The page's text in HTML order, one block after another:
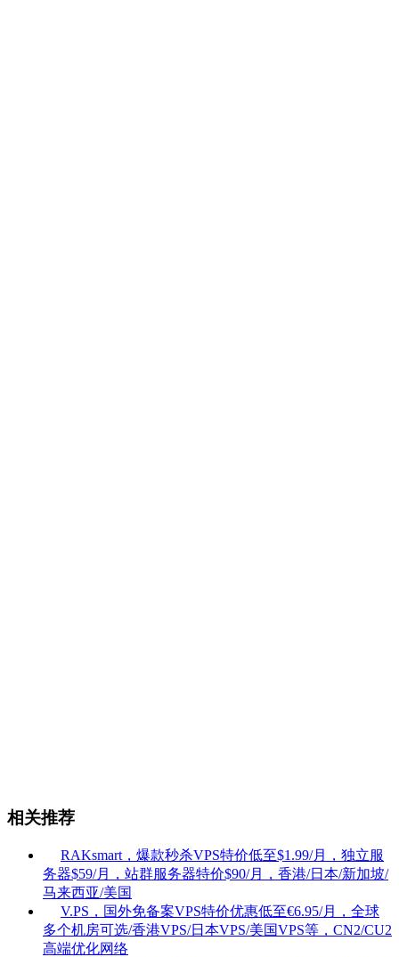
相关推荐
RAKsmart，爆款秒杀VPS特价低至$1.99/月，独立服
务器$59/月，站群服务器特价$90/月，香港/日本/新加坡/
马来西亚/美国
V.PS，国外免备案VPS特价优惠低至€6.95/月，全球
多个机房可选/香港VPS/日本VPS/美国VPS等，CN2/CU2
高端优化网络